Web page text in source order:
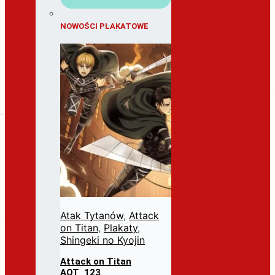
NOWOŚCI PLAKATOWE
Atak Tytanów, Attack
on Titan, Plakaty,
Shingeki no Kyojin
Attack on Titan
AOT_123